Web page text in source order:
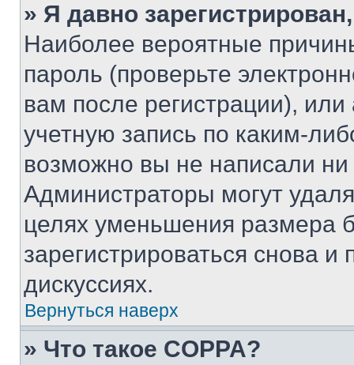
» Я давно
Наиболее вероятные
пароль (проверьте
вам после регистрации),
учетную запись по каким-
возможно вы не написали
Администраторы могут
целях уменьшения размера
зарегистрироваться снова и
дискуссиях.
Вернуться наверх
» Что такое COPPA?